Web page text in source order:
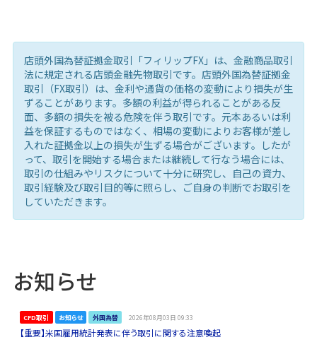
店頭外国為替証拠金取引「フィリップFX」は、金融商品取引
法に規定される店頭金融先物取引です。店頭外国為替証拠金
取引（FX取引）は、金利や通貨の価格の変動により損失が生
ずることがあります。多額の利益が得られることがある反
面、多額の損失を被る危険を伴う取引です。元本あるいは利
益を保証するものではなく、相場の変動によりお客様が差し
入れた証拠金以上の損失が生ずる場合がございます。したが
って、取引を開始する場合または継続して行なう場合には、
取引の仕組みやリスクについて十分に研究し、自己の資力、
取引経験及び取引目的等に照らし、ご自身の判断でお取引を
していただきます。
お知らせ
CFD取引 お知らせ 外国為替 2026年08月03日 09:33
【重要】米国雇用統計発表に伴う取引に関する注意喚起